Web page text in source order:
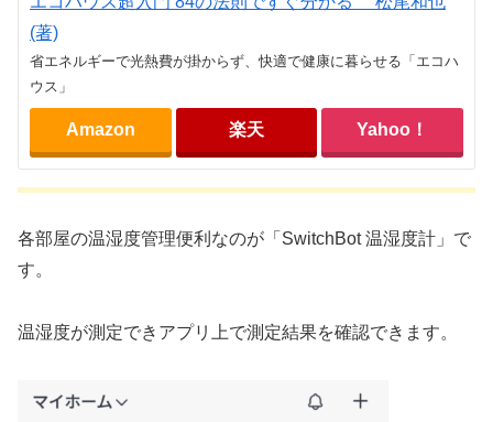
(著)
省エネルギーで光熱費が掛からず、快適で健康に暮らせる「エコハ
ウス」
Amazon 楽天 Yahoo！
各部屋の温湿度管理便利なのが「SwitchBot 温湿度計」で
す。
温湿度が測定できアプリ上で測定結果を確認できます。